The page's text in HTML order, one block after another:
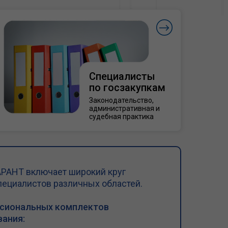
Специалисты
по госзакупкам
Законодательство,
административная и
судебная практика
включает широкий круг
различных областей.
комплектов